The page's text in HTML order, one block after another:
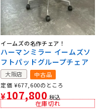
イームズの名作チェア！
ハーマンミラー イームズソ
フトパッドグループチェア
大阪店
中古品
定価 ¥677,600のところ
¥107,800 税込
在庫切れ